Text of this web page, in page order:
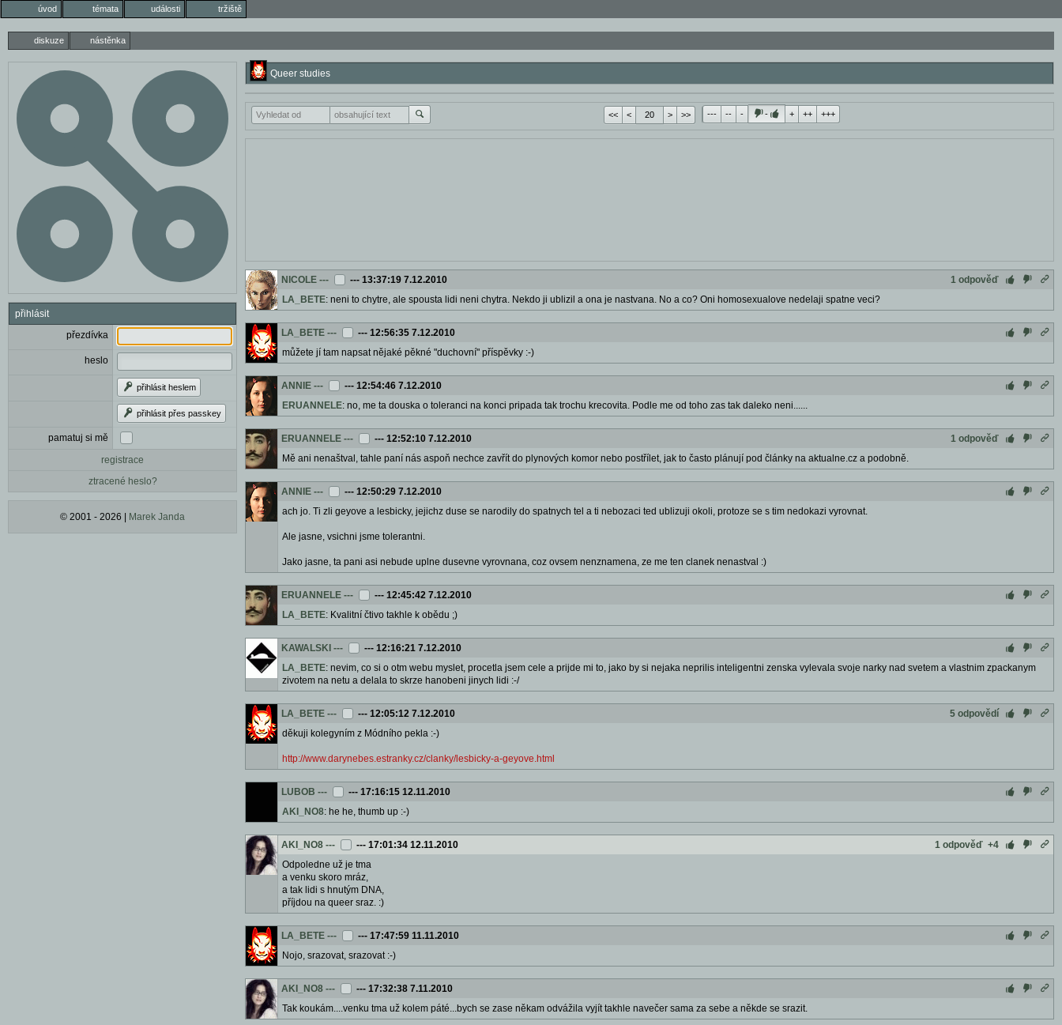
úvod témata události tržiště
diskuze nástěnka
přihlásit
přezdívka
heslo
přihlásit heslem
přihlásit přes passkey
pamatuj si mě
registrace
ztracené heslo?
© 2001 - 2026 | Marek Janda
Queer studies
<< < > >> --- -- - - + ++ +++
NICOLE --- --- 13:37:19 7.12.2010
1 odpověď
LA_BETE: neni to chytre, ale spousta lidi neni chytra. Nekdo ji ublizil a ona je nastvana. No a co? Oni homosexualove nedelaji spatne veci?
LA_BETE --- --- 12:56:35 7.12.2010
můžete jí tam napsat nějaké pěkné "duchovní" příspěvky :-)
ANNIE --- --- 12:54:46 7.12.2010
ERUANNELE: no, me ta douska o toleranci na konci pripada tak trochu krecovita. Podle me od toho zas tak daleko neni......
ERUANNELE --- --- 12:52:10 7.12.2010
1 odpověď
Mě ani nenaštval, tahle paní nás aspoň nechce zavřít do plynových komor nebo postřílet, jak to často plánují pod články na aktualne.cz a podobně.
ANNIE --- --- 12:50:29 7.12.2010
ach jo. Ti zli geyove a lesbicky, jejichz duse se narodily do spatnych tel a ti nebozaci ted ublizuji okoli, protoze se s tim nedokazi vyrovnat.
Ale jasne, vsichni jsme tolerantni.
Jako jasne, ta pani asi nebude uplne dusevne vyrovnana, coz ovsem nenznamena, ze me ten clanek nenastval :)
ERUANNELE --- --- 12:45:42 7.12.2010
LA_BETE: Kvalitní čtivo takhle k obědu ;)
KAWALSKI --- --- 12:16:21 7.12.2010
LA_BETE: nevim, co si o otm webu myslet, procetla jsem cele a prijde mi to, jako by si nejaka neprilis inteligentni zenska vylevala svoje narky nad svetem a vlastnim zpackanym
zivotem na netu a delala to skrze hanobeni jinych lidi :-/
LA_BETE --- --- 12:05:12 7.12.2010
5 odpovědí
děkuji kolegyním z Módního pekla :-)
http://www.darynebes.estranky.cz/clanky/lesbicky-a-geyove.html
LUBOB --- --- 17:16:15 12.11.2010
AKI_NO8: he he, thumb up :-)
AKI_NO8 --- --- 17:01:34 12.11.2010 1 odpověď +4
Odpoledne už je tma
a venku skoro mráz,
a tak lidi s hnutým DNA,
příjdou na queer sraz. :)
LA_BETE --- --- 17:47:59 11.11.2010
Nojo, srazovat, srazovat :-)
AKI_NO8 --- --- 17:32:38 7.11.2010
Tak koukám....venku tma už kolem páté...bych se zase někam odvážila vyjít takhle navečer sama za sebe a někde se srazit.